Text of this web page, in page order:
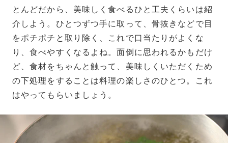
とんどだから、美味しく食べるひと工夫くらいは紹
介しよう。ひとつずつ手に取って、骨抜きなどで目
をポチポチと取り除く、これで口当たりがよくな
り、食べやすくなるよね。面倒に思われるかもだけ
ど、食材をちゃんと触って、美味しくいただくため
の下処理をすることは料理の楽しさのひとつ。これ
はやってもらいましょう。